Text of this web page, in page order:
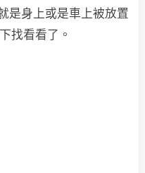
是身上或是車上被放置
找看看了。